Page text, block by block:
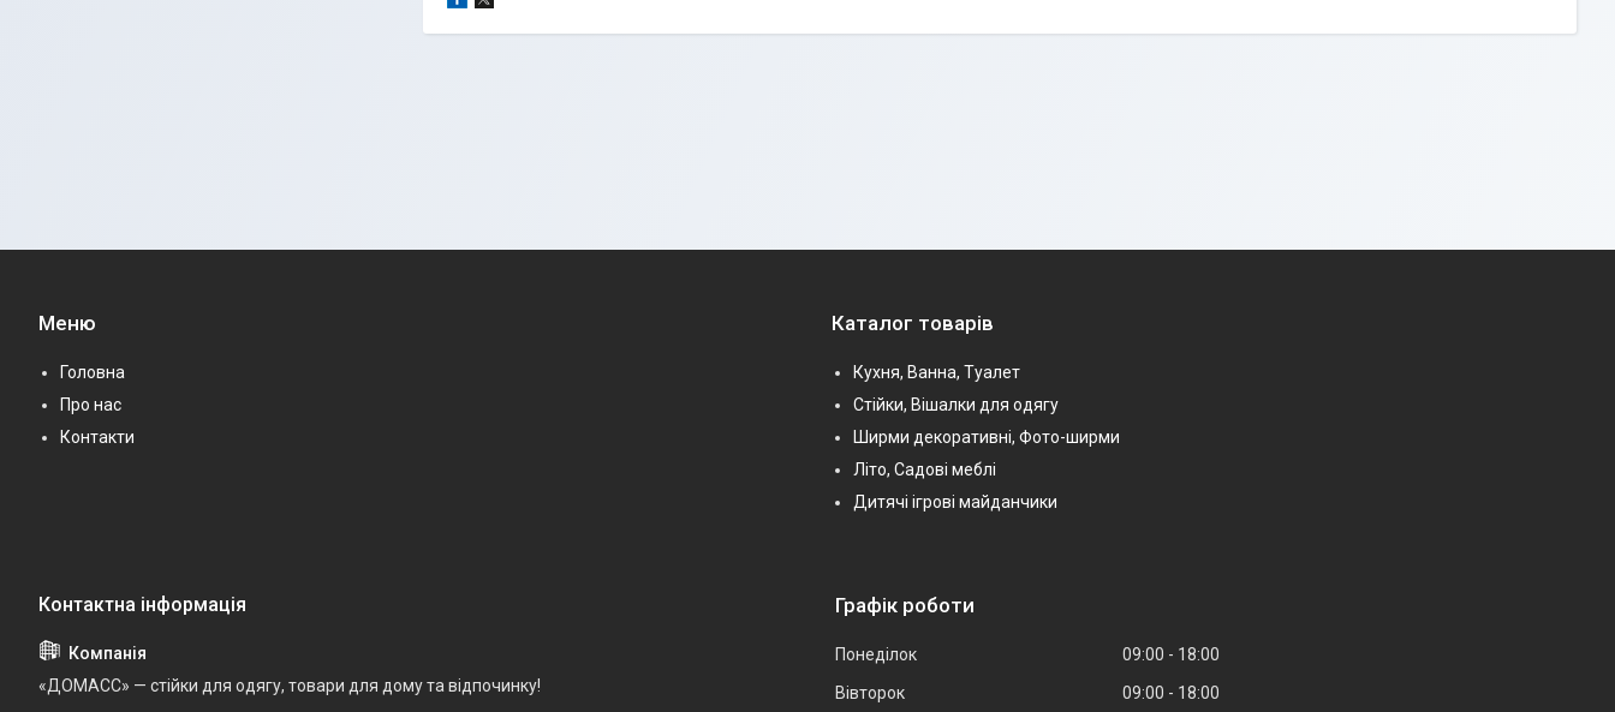
Меню
Головна
Про нас
Контакти
Каталог товарів
Кухня, Ванна, Туалет
Стійки, Вішалки для одягу
Ширми декоративні, Фото-ширми
Літо, Садові меблі
Дитячі ігрові майданчики
«ДОМАСС» — стійки для одягу, товари для дому та відпочинку!
Графік роботи
Понеділок 09:00
18:00
Вівторок
09:00
18:00